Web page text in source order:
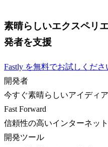
素晴らしいエクスペリ
発者を支援
Fastly を無料でお試しくださ
開発者
今すぐ素晴らしいアイディ
Fast Forward
信頼性の高いインターネッ
開発ツール